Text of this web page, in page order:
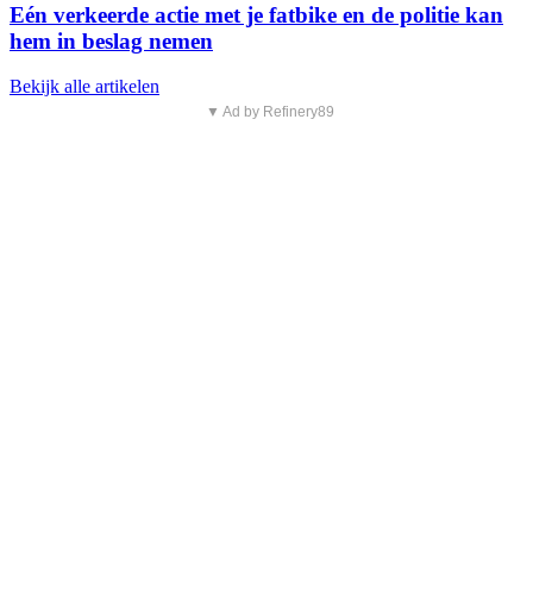
Eén verkeerde actie met je fatbike en de politie kan
hem in beslag nemen
Bekijk alle artikelen
▼ Ad by Refinery89